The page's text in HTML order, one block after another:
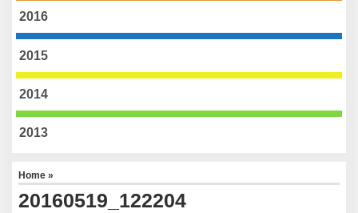
2016
2015
2014
2013
Home»
20160519_122204